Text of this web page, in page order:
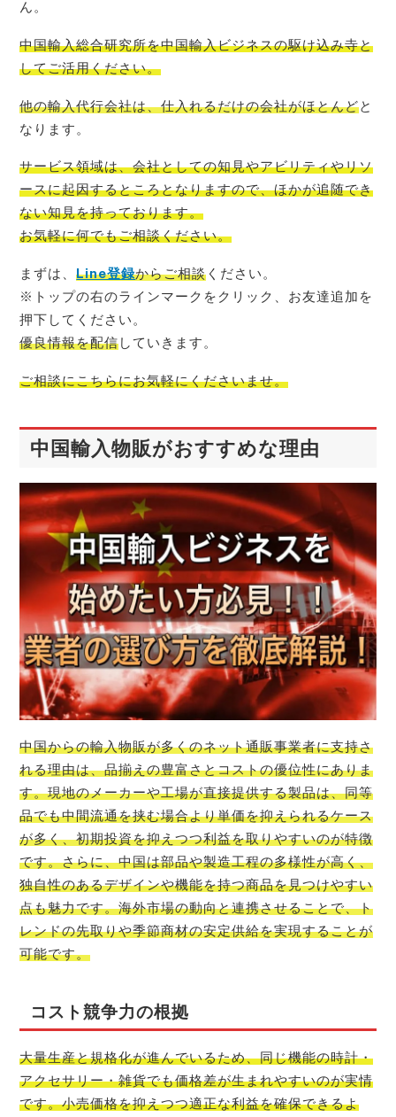
ん。
中国輸入総合研究所を中国輸入ビジネスの駆け込み寺と
してご活用ください。
他の輸入代行会社は、仕入れるだけの会社がほとんどと
なります。
サービス領域は、会社としての知見やアビリティやリソ
ースに起因するところとなりますので、ほかが追随でき
ない知見を持っております。
お気軽に何でもご相談ください。
まずは、Line登録からご相談 ください。
※トップの右のラインマークをクリック、お友達追加を
押下してください。
優良情報を配信していきます。
ご相談にこちらにお気軽にくださいませ。
中国輸入物販がおすすめな理由
中国からの輸入物販が多くのネット通販事業者に支持さ
れる理由は、品揃えの豊富さとコストの優位性にありま
す。現地のメーカーや工場が直接提供する製品は、同等
品でも中間流通を挟む場合より単価を抑えられるケース
が多く、初期投資を抑えつつ利益を取りやすいのが特徴
です。さらに、中国は部品や製造工程の多様性が高く、
独自性のあるデザインや機能を持つ商品を見つけやすい
点も魅力です。海外市場の動向と連携させることで、ト
レンドの先取りや季節商材の安定供給を実現することが
可能です。
コスト競争力の根拠
大量生産と規格化が進んでいるため、同じ機能の時計・
アクセサリー・雑貨でも価格差が生まれやすいのが実情
です。小売価格を抑えつつ適正な利益を確保できるよ